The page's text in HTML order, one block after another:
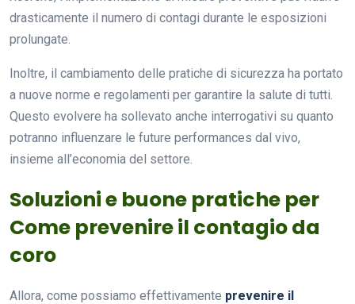
drasticamente il numero di contagi durante le esposizioni
prolungate.
Inoltre, il cambiamento delle pratiche di sicurezza ha portato
a nuove norme e regolamenti per garantire la salute di tutti.
Questo evolvere ha sollevato anche interrogativi su quanto
potranno influenzare le future performances dal vivo,
insieme all’economia del settore.
Soluzioni e buone pratiche per
Come prevenire il contagio da
coro
Allora, come possiamo effettivamente prevenire il